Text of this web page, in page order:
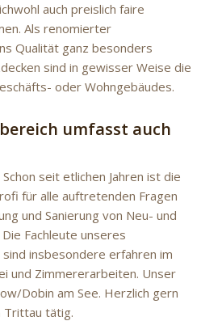
auch preislich faire
Als renomierter
Qualität ganz besonders
sind in gewisser Weise die
oder Wohngebäudes.
umfasst auch
seit etlichen Jahren ist die
für alle auftretenden Fragen
und Sanierung von Neu- und
Fachleute unseres
insbesondere erfahren im
und Zimmererarbeiten. Unser
Dobin am See. Herzlich gern
Trittau tätig.